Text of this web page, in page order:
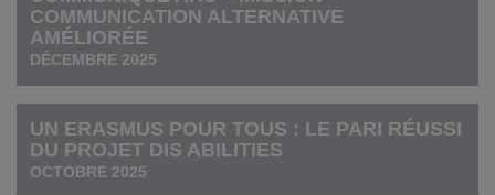
COMMUNICATION ALTERNATIVE
AMÉLIORÉE
DÉCEMBRE 2025
UN ERASMUS POUR TOUS : LE PARI RÉUSSI
DU PROJET DIS ABILITIES
OCTOBRE 2025